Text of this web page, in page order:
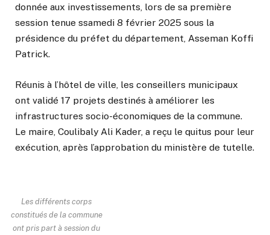
donnée aux investissements, lors de sa première
session tenue ssamedi 8 février 2025 sous la
présidence du préfet du département, Asseman Koffi
Patrick.
Réunis à l’hôtel de ville, les conseillers municipaux
ont validé 17 projets destinés à améliorer les
infrastructures socio-économiques de la commune.
Le maire, Coulibaly Ali Kader, a reçu le quitus pour leur
exécution, après l’approbation du ministère de tutelle.
Les différents corps
constitués de la commune
ont pris part à session du